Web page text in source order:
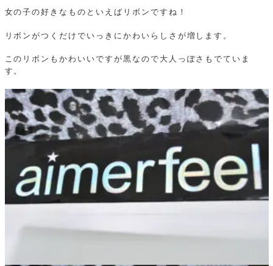
女の子の好きなものといえばリボンですね！
リボンがつくだけでいっきにかわいらしさが増します。
このリボンもかわいいですが黒なので大人っぽさもでていま
す。